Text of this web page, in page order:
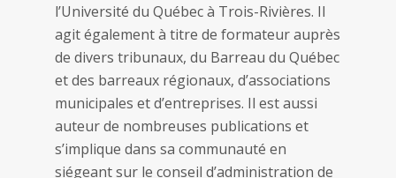
l’Université du Québec à Trois-Rivières. Il
agit également à titre de formateur auprès
de divers tribunaux, du Barreau du Québec
et des barreaux régionaux, d’associations
municipales et d’entreprises. Il est aussi
auteur de nombreuses publications et
s’implique dans sa communauté en
siégeant sur le conseil d’administration de